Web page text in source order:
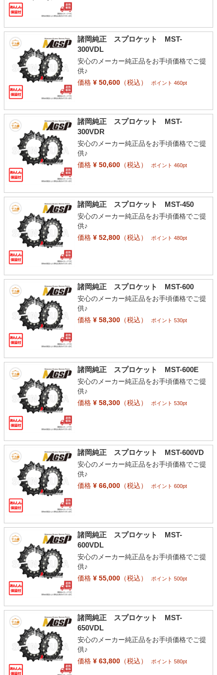
諸岡純正 スプロケット MST-
300VDL
安心のメーカー純正品をお手頃価格でご提
供♪
価格¥ 50,600（税込） ポイント 460pt
諸岡純正 スプロケット MST-
300VDR
安心のメーカー純正品をお手頃価格でご提
供♪
価格¥ 50,600（税込） ポイント 460pt
諸岡純正 スプロケット MST-450
安心のメーカー純正品をお手頃価格でご提
供♪
価格¥ 52,800（税込） ポイント 480pt
諸岡純正 スプロケット MST-600
安心のメーカー純正品をお手頃価格でご提
供♪
価格¥ 58,300（税込） ポイント 530pt
諸岡純正 スプロケット MST-600E
安心のメーカー純正品をお手頃価格でご提
供♪
価格¥ 58,300（税込） ポイント 530pt
諸岡純正 スプロケット MST-600VD
安心のメーカー純正品をお手頃価格でご提
供♪
価格¥ 66,000（税込） ポイント 600pt
諸岡純正 スプロケット MST-
600VDL
安心のメーカー純正品をお手頃価格でご提
供♪
価格¥ 55,000（税込） ポイント 500pt
諸岡純正 スプロケット MST-
650VDL
安心のメーカー純正品をお手頃価格でご提
供♪
価格¥ 63,800（税込） ポイント 580pt